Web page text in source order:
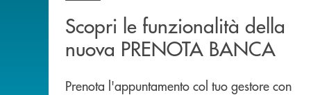
Scopri le funzionalità della
nuova PRENOTA BANCA
Prenota l'appuntamento col tuo gestore con